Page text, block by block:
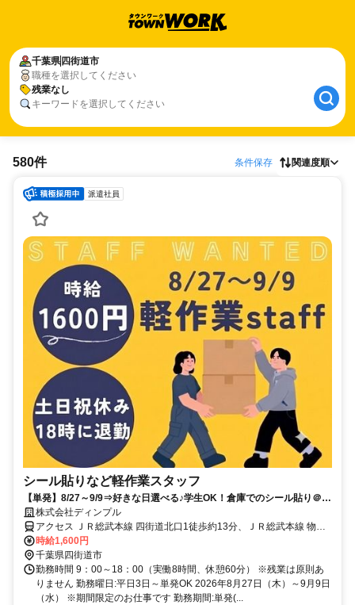
千葉県 四街道市
職種を選択してください
残業なし
キーワードを選択してください
580件 条件保存 関連度順
派遣社員
シール貼りなど軽作業スタッフ
【単発】8/27～9/9⇒好きな日選べる♪学生OK！倉庫でのシール貼り＠四
街道株式会社ディンプル
アクセス ＪＲ総武本線 四街道北口1徒歩約13分、ＪＲ総武本線 物井
東口徒歩約50分、ＪＲ総武本線 都賀西口徒歩約55分 JR総武本線・成
田線「四街道駅」よりバスで約11分
時給1,600円
千葉県四街道市
勤務時間 9：00～18：00（実働8時間、休憩60分） ※残業は原則あ
りません 勤務曜日:平日3日～単発OK 2026年8月27日（木）～9月9日
（水） ※期間限定のお仕事です 勤務期間:単発(...